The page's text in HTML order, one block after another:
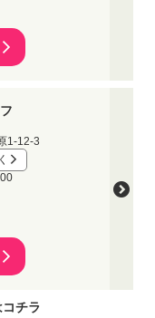
1-12-3
コチラ